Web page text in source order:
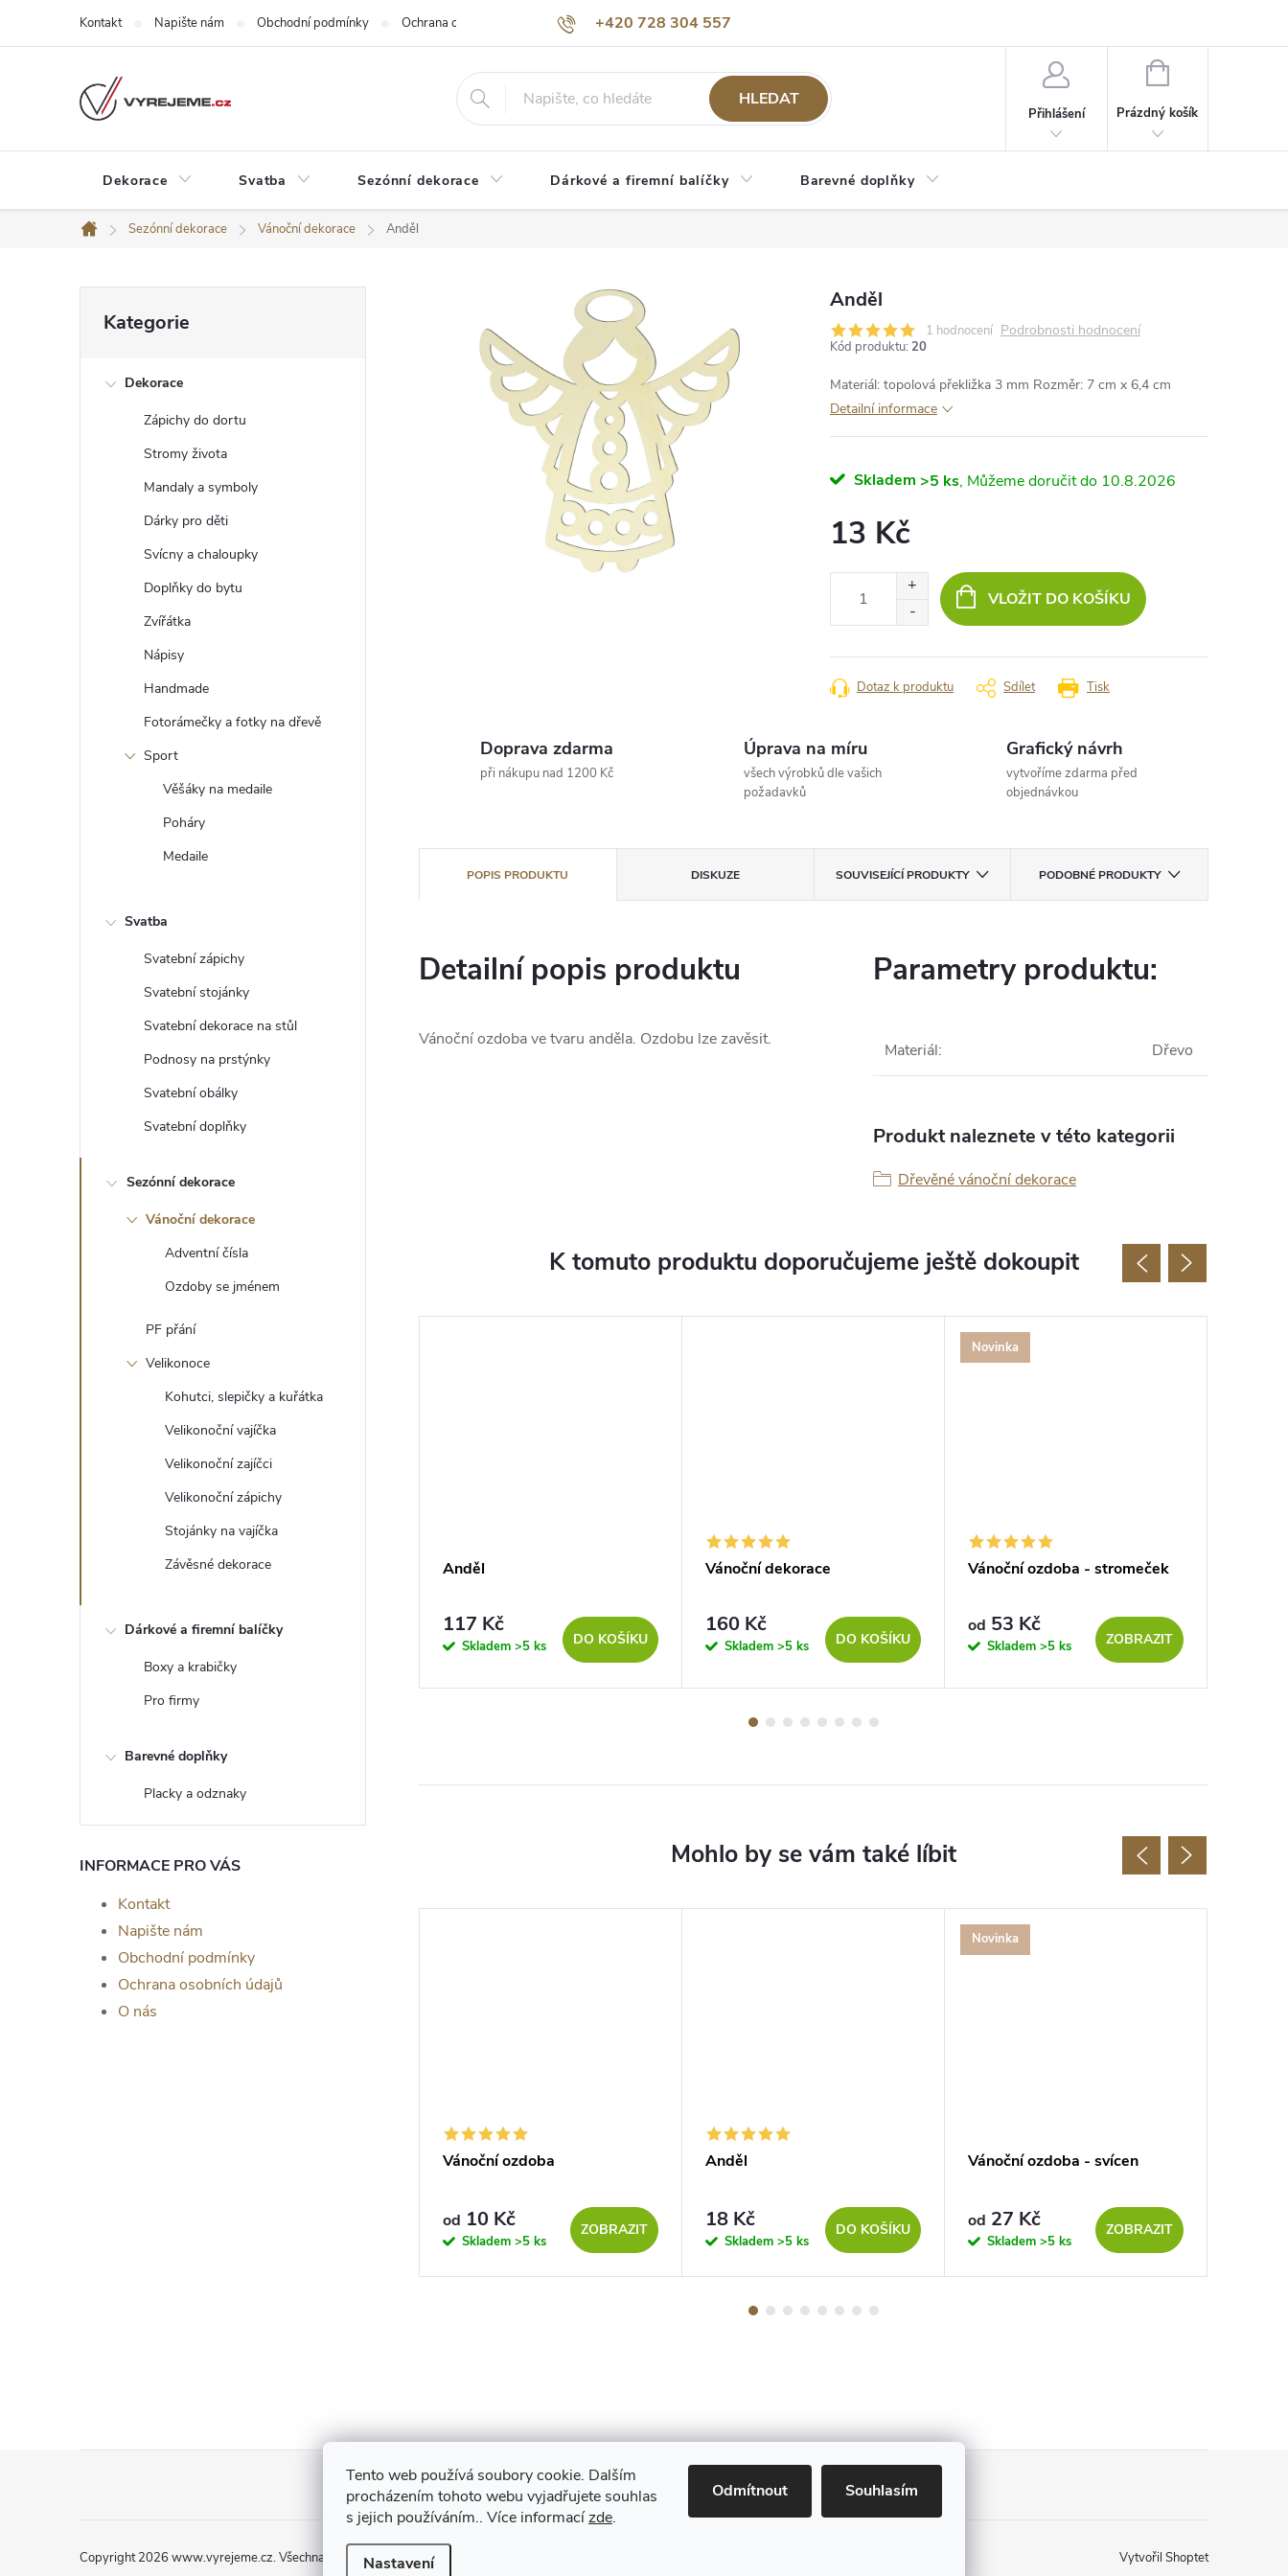
Tento web používá soubory cookie. Dalším
procházením tohoto webu vyjadřujete souhlas
s jejich používáním.. Více informacízde.
Nastavení
Odmítnout Souhlasím
+420 728 304 557
Kontakt Napište nám Obchodní podmínky Ochrana osobních údajů O nás
HLEDAT
Přihlášení
NÁKUPNÍ
Prázdný košík
Dekorace Svatba Sezónní dekorace Dárkové a firemní balíčky Barevné doplňky
Domů
Sezónní dekorace Vánoční dekorace Anděl
kategorie
Kategorie
Dekorace
Zápichy do dortu
Stromy života
Mandaly a symboly
Dárky pro děti
Svícny a chaloupky
Doplňky do bytu
Zvířátka
Nápisy
Handmade
Fotorámečky a fotky na dřevě
Sport
Věšáky na medaile
Poháry
Medaile
Svatba
Svatební zápichy
Svatební stojánky
Svatební dekorace na stůl
Podnosy na prstýnky
Svatební obálky
Svatební doplňky
Sezónní dekorace
Vánoční dekorace
Adventní čísla
Ozdoby se jménem
PF přání
Velikonoce
Kohutci, slepičky a kuřátka
Velikonoční vajíčka
Velikonoční zajíčci
Velikonoční zápichy
Stojánky na vajíčka
Závěsné dekorace
Dárkové a firemní balíčky
Boxy a krabičky
Pro firmy
Barevné doplňky
Placky a odznaky
INFORMACE PRO VÁS
Kontakt
Napište nám
Obchodní podmínky
Ochrana osobních údajů
O nás
Anděl
1 hodnocení Podrobnosti hodnocení
Kód produktu: 20
Materiál: topolová překližka 3 mm Rozměr: 7 cm x 6,4 cm
Detailní informace
Skladem >5 ks 10.8.2026
13 Kč
VLOŽIT DO KOŠÍKU
Tisk
Dotaz k produktu Sdílet
Doprava zdarma
při nákupu nad 1200 Kč
Úprava na míru
všech výrobků dle vašich
požadavků
Grafický návrh
vytvoříme zdarma před
objednávkou
POPIS PRODUKTU DISKUZE SOUVISEJÍCÍ PRODUKTY PODOBNÉ PRODUKTY
Detailní popis produktu
Vánoční ozdoba ve tvaru anděla. Ozdobu lze zavěsit.
Parametry produktu:
Materiál: Dřevo
Produkt naleznete v této kategorii
Dřevěné vánoční dekorace
K tomuto produktu doporučujeme ještě dokoupit
DO KOŠÍKU
Sada vánočních ozdob
105 Kč
Anděl
117 Kč
Skladem >5 ks DO KOŠÍKU
Vánoční dekorace
160 Kč
Skladem >5 ks DO KOŠÍKU
Novinka
Vánoční ozdoba - stromeček
od 53 Kč
Skladem >5 ks ZOBRAZIT
Vánoční ozdoba
od 10 Kč
Skladem >5 ks
ZOBRAZIT
Anděl
18 Kč
Skladem >5 ks
DO KOŠÍKU
Novinka
Vánoční ozdoba - svícen
od 27 Kč
Skladem >5 ks
ZOBRAZIT
Maestro
Vytvořil Shoptet
Copyright 2026 www.vyrejeme.cz. Všechna práva vyhrazena.Upravit nastavení cookies